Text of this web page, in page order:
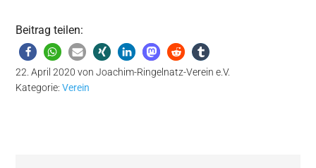
Beitrag teilen:
22. April 2020 vonJoachim-Ringelnatz-Verein e.V.
Kategorie:Verein